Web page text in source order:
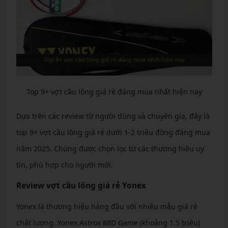
Top 9+ vợt cầu lông giá rẻ đáng mua nhất hiện nay
Dựa trên các review từ người dùng và chuyên gia, đây là
top 9+ vợt cầu lông giá rẻ dưới 1-2 triệu đồng đáng mua
năm 2025. Chúng được chọn lọc từ các thương hiệu uy
tín, phù hợp cho người mới.
Review vợt cầu lông giá rẻ Yonex
Yonex là thương hiệu hàng đầu với nhiều mẫu giá rẻ
chất lượng. Yonex Astrox 88D Game (khoảng 1.5 triệu)